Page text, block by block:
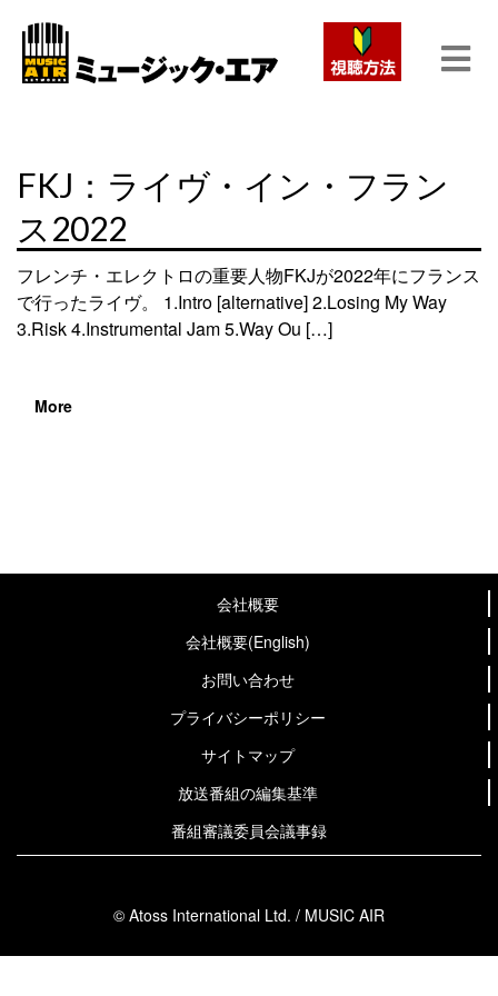
FKJ：ライヴ・イン・フラン
ス2022
フレンチ・エレクトロの重要人物FKJが2022年にフランス
で行ったライヴ。 1.Intro [alternative] 2.Losing My Way
3.Risk 4.Instrumental Jam 5.Way Ou […]
More
会社概要
会社概要(English)
お問い合わせ
プライバシーポリシー
サイトマップ
放送番組の編集基準
番組審議委員会議事録
© Atoss International Ltd. / MUSIC AIR